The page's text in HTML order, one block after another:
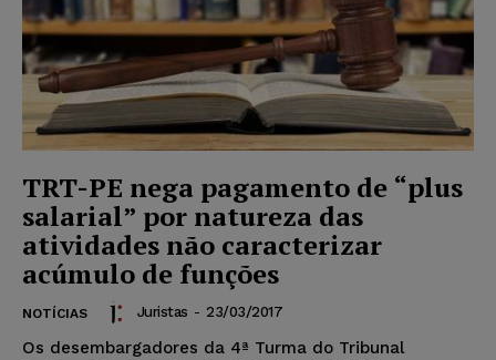
TRT-PE nega pagamento de “plus
salarial” por natureza das
atividades não caracterizar
acúmulo de funções
NOTÍCIAS Juristas - 23/03/2017
Os desembargadores da 4ª Turma do Tribunal